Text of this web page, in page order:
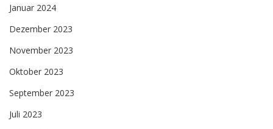
Januar 2024
Dezember 2023
November 2023
Oktober 2023
September 2023
Juli 2023